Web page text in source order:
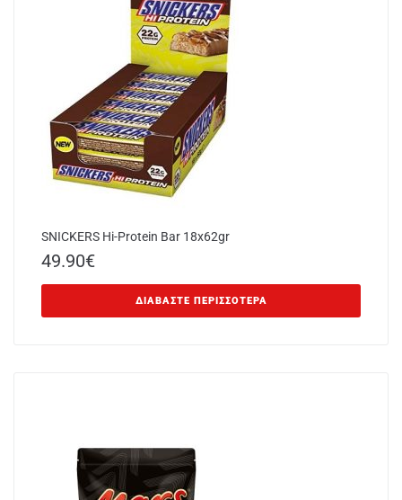
SNICKERS Hi-Protein Bar 18x62gr
49.90€
ΔΙΑΒΆΣΤΕ ΠΕΡΙΣΣΌΤΕΡΑ